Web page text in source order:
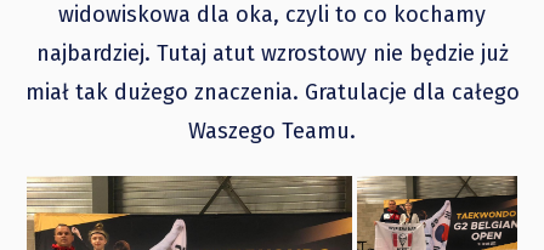
widowiskowa dla oka, czyli to co kochamy
najbardziej. Tutaj atut wzrostowy nie będzie już
miał tak dużego znaczenia. Gratulacje dla całego
Waszego Teamu.